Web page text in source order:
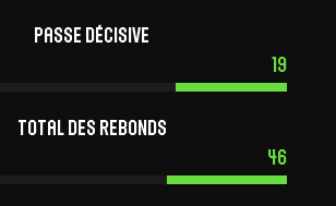
Passe décisive
19
Total des rebonds
46